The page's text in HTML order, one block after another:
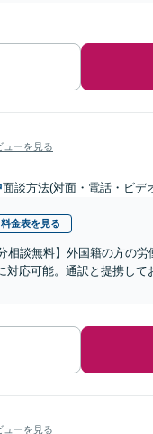
ューを見る
面談方法(対面・電話・ビデ
料金表を見る
相談無料】外国籍の方の
対応可能。通訳と提携し
ューを見る